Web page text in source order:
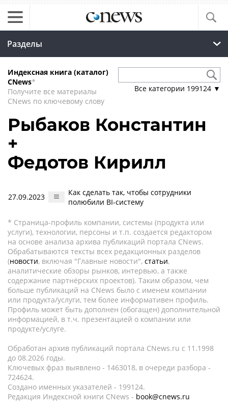
Разделы
Индексная книга (каталог)
CNews*
Получите все материалы
CNews по ключевому слову
Все категории 199124 ▼
Рыбаков Константин
+
Федотов Кирилл
27.09.2023
Как сделать так, чтобы сотрудники
полюбили BI-систему
* Страница-профиль компании, системы (продукта или
услуги), технологии, персоны и т.п. создается редактором
на основе анализа архива публикаций портала CNews.
Обрабатываются тексты всех редакционных разделов
(новости, включая "Главные новости", статьи,
аналитические обзоры рынков, интервью, а также
содержание партнёрских проектов). Таким образом, чем
больше публикаций на CNews было с именем компании
или продукта/услуги, тем более информативен профиль.
Профиль может быть дополнен (обогащен) дополнительной
информацией, в т.ч. презентацией о компании или
продукте/услуге.
Обработан архив публикаций портала CNews.ru c 11.1998
до 08.2026 годы.
Ключевых фраз выявлено - 1463018, в очереди разбора -
724624.
Создано именных указателей - 199124.
Редакция Индексной книги CNews - book@cnews.ru